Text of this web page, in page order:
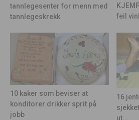
tannlegesenter for menn med
tannlegeskrekk
feil
10 kaker som beviser at
konditorer drikker sprit på
jobb
16
ut...